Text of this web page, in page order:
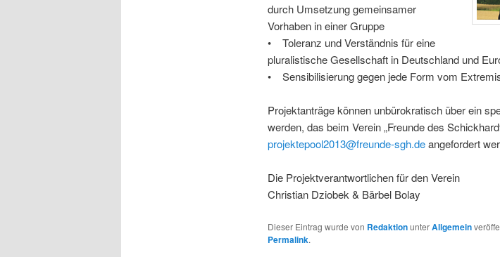
durch Umsetzung gemeinsamer
Vorhaben in einer Gruppe
• Toleranz und Verständnis für eine
pluralistische Gesellschaft in Deutschland und
• Sensibilisierung gegen jede Form vom
Projektanträge können unbürokratisch über ein
werden, das beim Verein „Freunde des
projektepool2013@freunde-sgh.deangefordert
Die Projektverantwortlichen für den Verein
Christian Dziobek & Bärbel Bolay
Dieser Eintrag wurde von RedaktionunterAllgemein
Permalink.